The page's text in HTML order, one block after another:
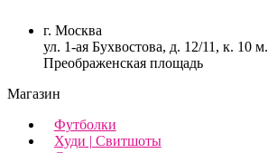
г. Москва
ул. 1-ая Бухвостова, д. 12/11, к. 10 м.
Преображенская площадь
Магазин
Футболки
Худи | Свитшоты